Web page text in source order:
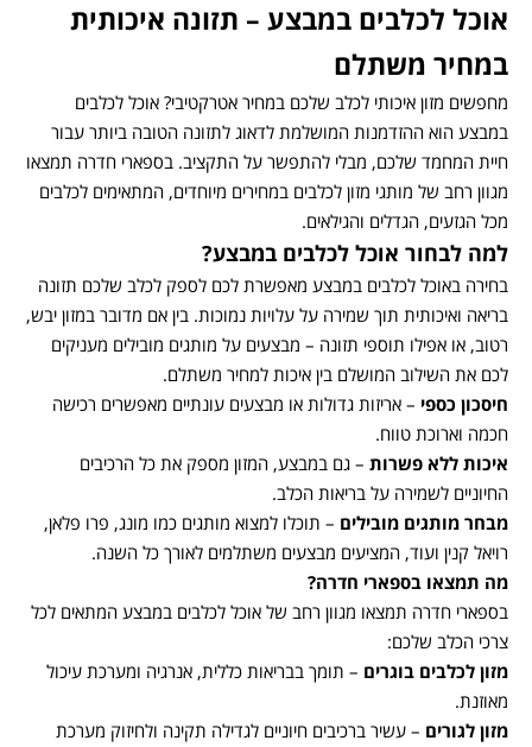
אוכל לכלבים במבצע – תזונה איכותית
במחיר משתלם
מחפשים מזון איכותי לכלב שלכם במחיר אטרקטיבי? אוכל לכלבים
במבצע הוא ההזדמנות המושלמת לדאוג לתזונה הטובה ביותר עבור
חיית המחמד שלכם, מבלי להתפשר על התקציב. בספארי חדרה תמצאו
מגוון רחב של מותגי מזון לכלבים במחירים מיוחדים, המתאימים לכלבים
מכל הגזעים, הגדלים והגילאים.
למה לבחור אוכל לכלבים במבצע?
בחירה באוכל לכלבים במבצע מאפשרת לכם לספק לכלב שלכם תזונה
בריאה ואיכותית תוך שמירה על עלויות נמוכות. בין אם מדובר במזון יבש,
רטוב, או אפילו תוספי תזונה – מבצעים על מותגים מובילים מעניקים
לכם את השילוב המושלם בין איכות למחיר משתלם.
חיסכון כספי – אריזות גדולות או מבצעים עונתיים מאפשרים רכישה
חכמה וארוכת טווח.
איכות ללא פשרות – גם במבצע, המזון מספק את כל הרכיבים
החיוניים לשמירה על בריאות הכלב.
מבחר מותגים מובילים – תוכלו למצוא מותגים כמו מונג, פרו פלאן,
רויאל קנין ועוד, המציעים מבצעים משתלמים לאורך כל השנה.
מה תמצאו בספארי חדרה?
בספארי חדרה תמצאו מגוון רחב של אוכל לכלבים במבצע המתאים לכל
צרכי הכלב שלכם:
מזון לכלבים בוגרים – תומך בבריאות כללית, אנרגיה ומערכת עיכול
מאוזנת.
מזון לגורים – עשיר ברכיבים חיוניים לגדילה תקינה ולחיזוק מערכת